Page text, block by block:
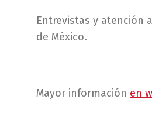
Entrevistas y atención
de México.
Mayor información en